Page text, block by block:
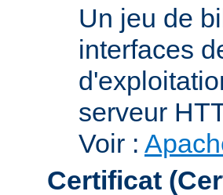
Un jeu de
interfaces
serveur
Voir :
Certificat